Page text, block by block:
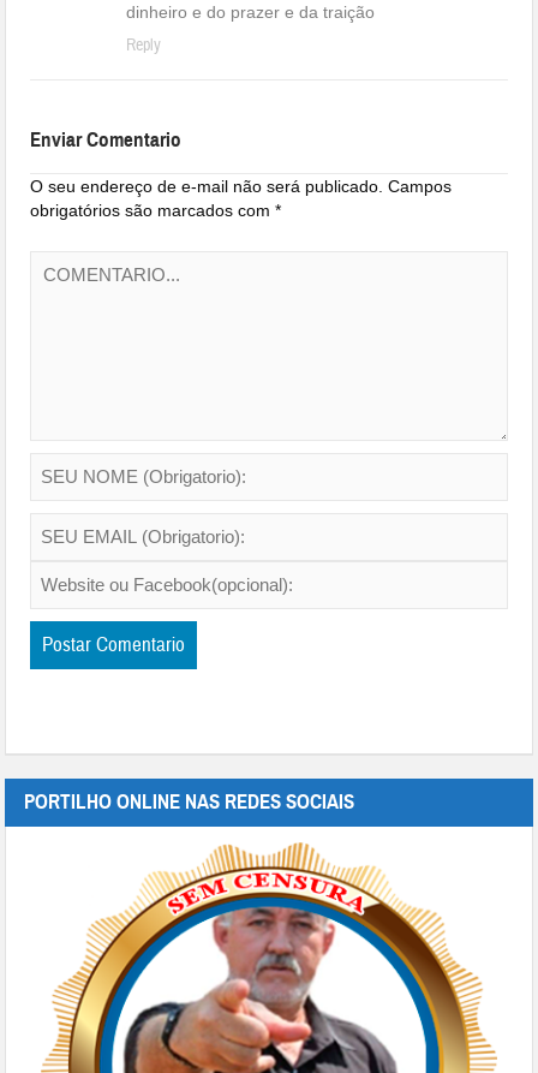
dinheiro e do prazer e da traição
Reply
Enviar Comentario
O seu endereço de e-mail não será publicado. Campos
obrigatórios são marcados com*
PORTILHO ONLINE NAS REDES SOCIAIS